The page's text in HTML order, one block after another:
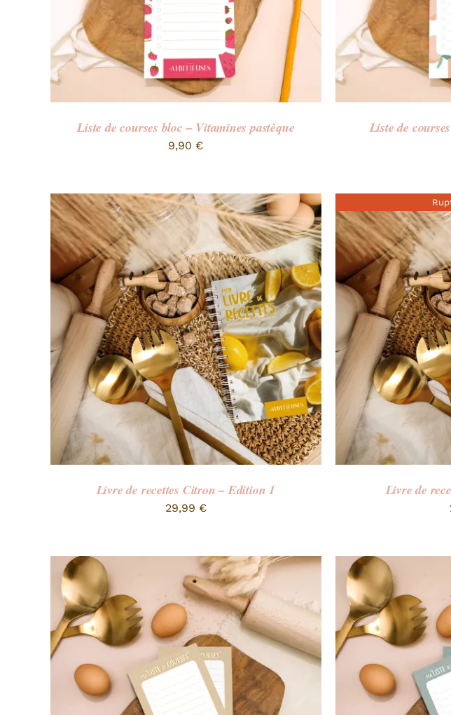
Liste de courses bloc – Vitamines pastèque
9,90 €
Liste de
Livre de recettes Citron – Edition 1
29,99 €
Livre de